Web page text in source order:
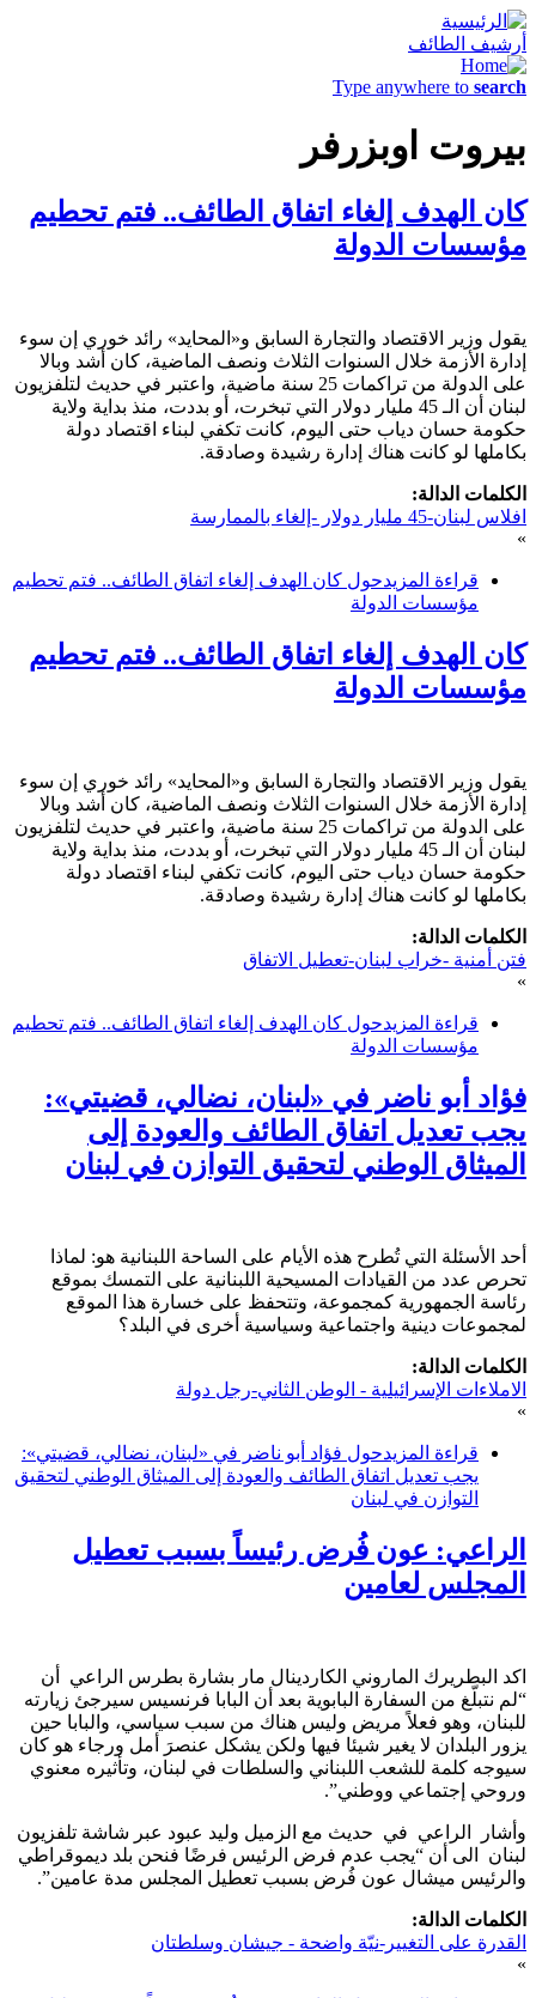
أرشيف الطائف
Type anywhere to search
بيروت اوبزرفر
كان الهدف إلغاء اتفاق الطائف.. فتم تحطيم
مؤسسات الدولة
يقول وزير الاقتصاد والتجارة السابق و«المحايد» رائد خوري إن سوء
إدارة الأزمة خلال السنوات الثلاث ونصف الماضية، كان أشد وبالا
على الدولة من تراكمات 25 سنة ماضية، واعتبر في حديث لتلفزيون
لبنان أن الـ 45 مليار دولار التي تبخرت، أو بددت، منذ بداية ولاية
حكومة حسان دياب حتى اليوم، كانت تكفي لبناء اقتصاد دولة
بكاملها لو كانت هناك إدارة رشيدة وصادقة.
الكلمات الدالة:
افلاس لبنان-45 مليار دولار -إلغاء بالممارسة
»
قراءة المزيدحول كان الهدف إلغاء اتفاق الطائف.. فتم تحطيم
مؤسسات الدولة
كان الهدف إلغاء اتفاق الطائف.. فتم تحطيم
مؤسسات الدولة
يقول وزير الاقتصاد والتجارة السابق و«المحايد» رائد خوري إن سوء
إدارة الأزمة خلال السنوات الثلاث ونصف الماضية، كان أشد وبالا
على الدولة من تراكمات 25 سنة ماضية، واعتبر في حديث لتلفزيون
لبنان أن الـ 45 مليار دولار التي تبخرت، أو بددت، منذ بداية ولاية
حكومة حسان دياب حتى اليوم، كانت تكفي لبناء اقتصاد دولة
بكاملها لو كانت هناك إدارة رشيدة وصادقة.
الكلمات الدالة:
فتن أمنية -خراب لبنان-تعطيل الاتفاق
»
قراءة المزيدحول كان الهدف إلغاء اتفاق الطائف.. فتم تحطيم
مؤسسات الدولة
فؤاد أبو ناضر في «لبنان، نضالي، قضيتي»:
يجب تعديل اتفاق الطائف والعودة إلى
الميثاق الوطني لتحقيق التوازن في لبنان
أحد الأسئلة التي تُطرح هذه الأيام على الساحة اللبنانية هو: لماذا
تحرص عدد من القيادات المسيحية اللبنانية على التمسك بموقع
رئاسة الجمهورية كمجموعة، وتتحفظ على خسارة هذا الموقع
لمجموعات دينية واجتماعية وسياسية أخرى في البلد؟
الكلمات الدالة:
الاملاءات الإسرائيلية - الوطن الثاني-رجل دولة
»
قراءة المزيدحول فؤاد أبو ناضر في «لبنان، نضالي، قضيتي»:
يجب تعديل اتفاق الطائف والعودة إلى الميثاق الوطني لتحقيق
التوازن في لبنان
الراعي: عون فُرض رئيساً بسبب تعطيل
المجلس لعامين
اكد ​البطريرك الماروني الكاردينال مار بشارة بطرس الراعي​ أن
“لم نتبلّغ من السفارة البابوية بعد أن ​البابا فرنسيس​ سيرجئ زيارته
للبنان، وهو فعلاً مريض وليس هناك من سبب سياسي، والبابا حين
يزور البلدان لا يغير شيئا فيها ولكن يشكل عنصرَ أمل ورجاء هو كان
سيوجه كلمة للشعب اللبناني والسلطات في لبنان، وتأثيره معنوي
وروحي إجتماعي ووطني”.
وأشار الراعي في حديث مع الزميل وليد عبود عبر شاشة تلفزيون
لبنان الى أن “يجب عدم فرض الرئيس فرضًا فنحن بلد ديموقراطي
والرئيس ميشال عون فُرض بسبب تعطيل المجلس مدة عامين”.
الكلمات الدالة:
القدرة على التغيير-نيّة واضحة - جيشان وسلطتان
»